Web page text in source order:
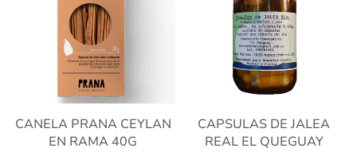
CANELA PRANA CEYLAN
EN RAMA 40G
CAPSULAS DE JALEA
REAL EL QUEGUAY